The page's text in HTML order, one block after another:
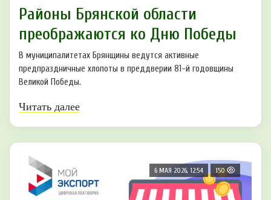
Районы Брянской области
преображаются ко Дню Победы
В муниципалитетах Брянщины ведутся активные
предпраздничные хлопоты в преддверии 81-й годовщины
Великой Победы.
Читать далее
6 МАЯ 2026, 12:54 150